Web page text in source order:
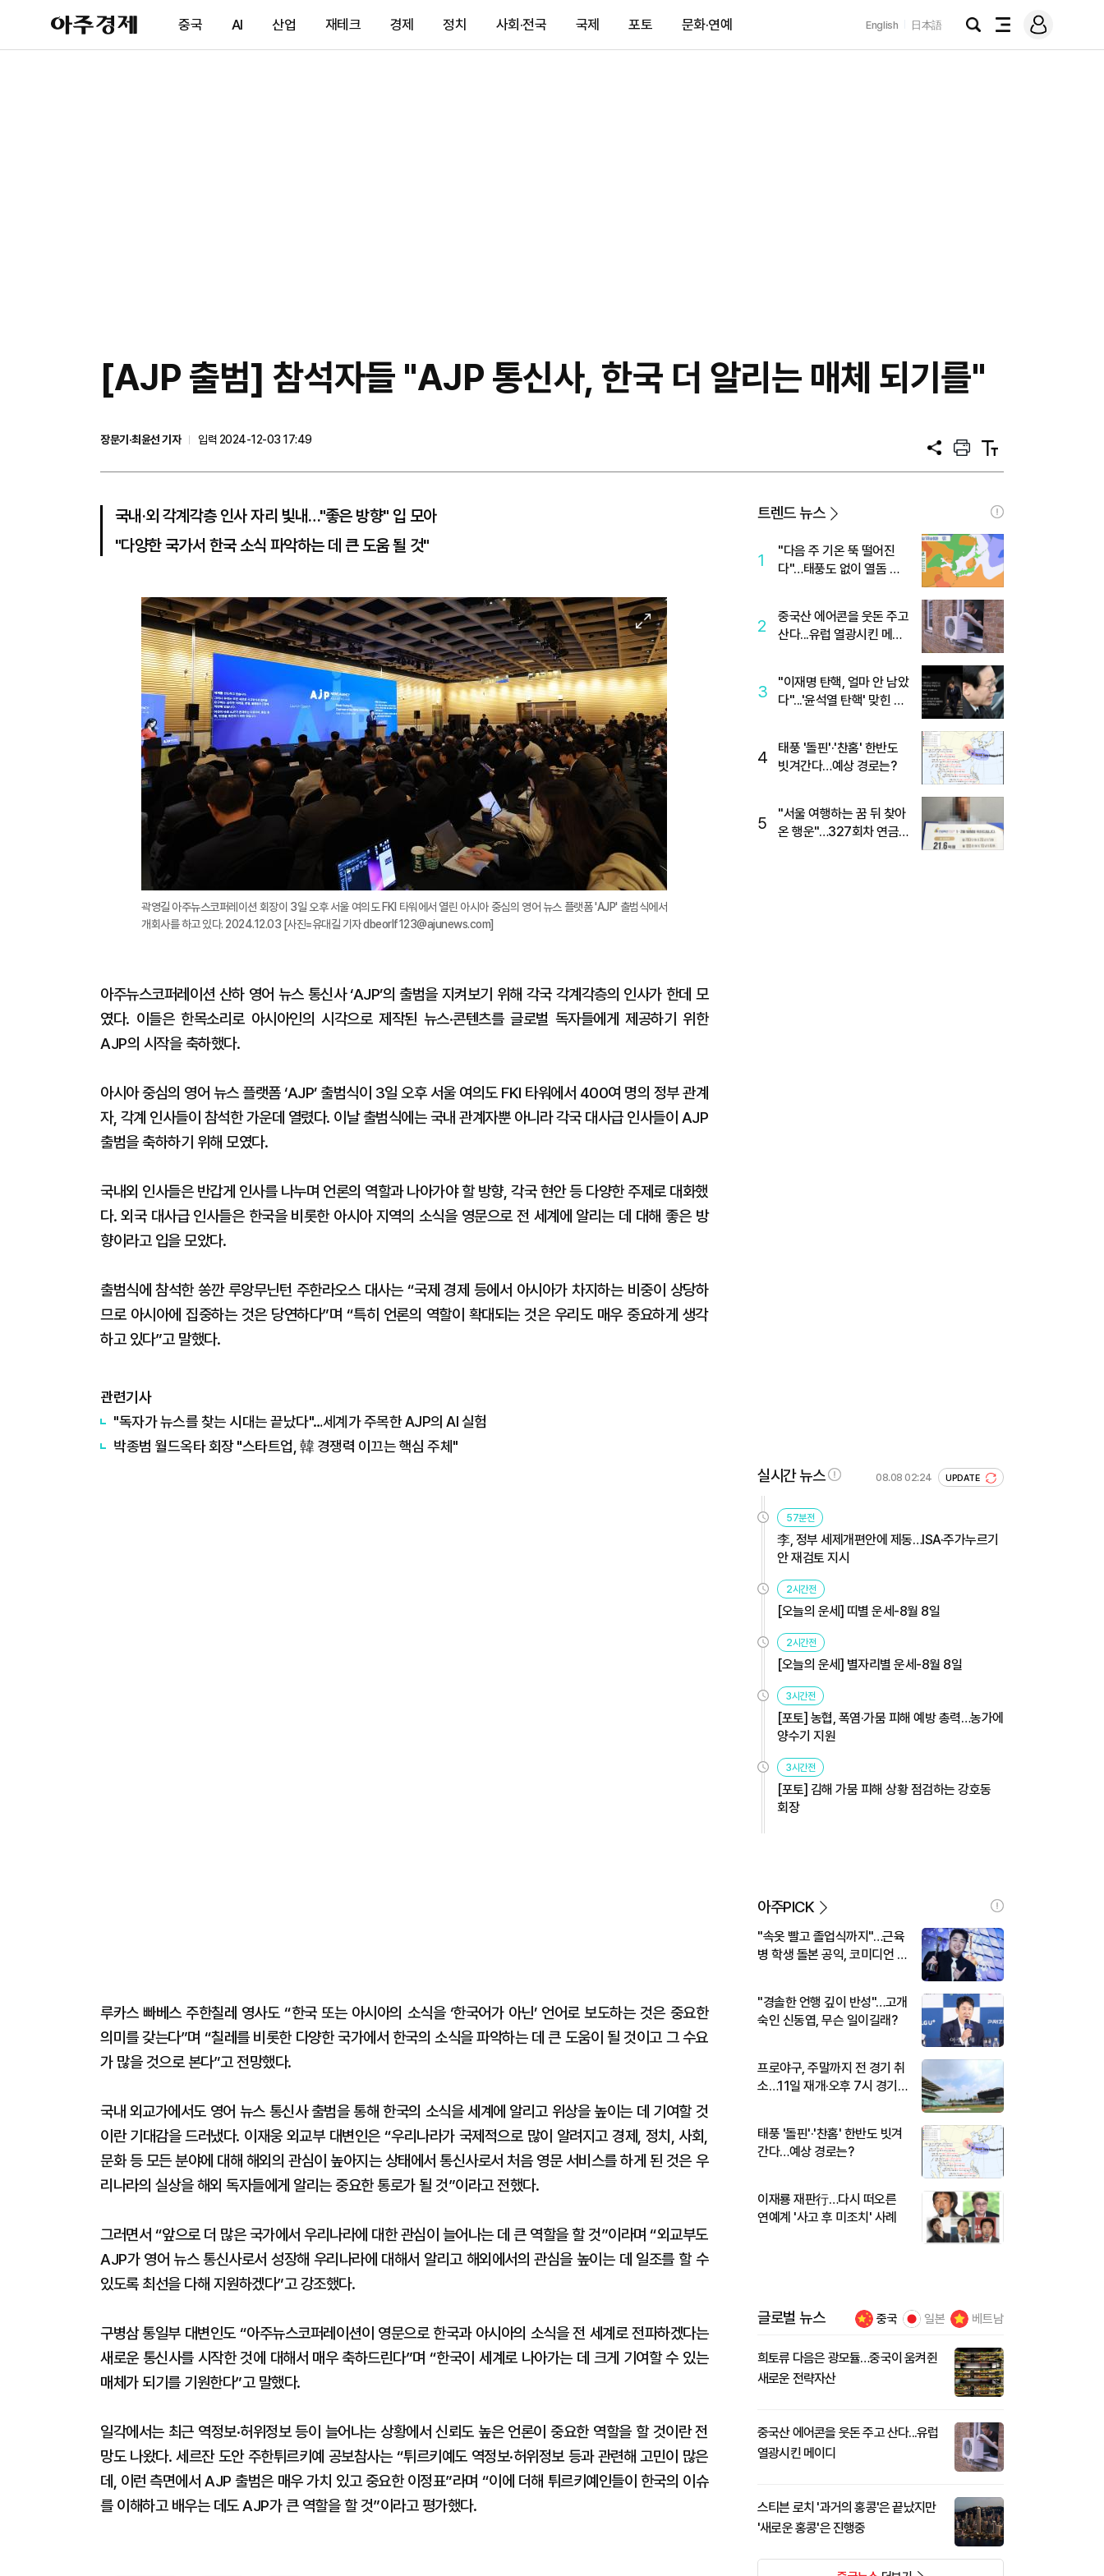
아
주
제
중국 AI 산업 재테크 경제 정치 사회·전국 국제 포토 문화·연예 English 日本語
검
전
메
그
[AJP 출범] 참석자들 "AJP 통신사, 한국 더 알리는 매체 되기를"
장문기·최윤선 기자
입력 2024-12-03 17:49
공
프
트
텍
트
국내·외 각계각층 인사 자리 빛내…"좋은 방향" 입 모아
"다양한 국가서 한국 소식 파악하는 데 큰 도움 될 것"
이
미
지
확
대
곽영길 아주뉴스코퍼레이션 회장이 3일 오후 서울 여의도 FKI 타워에서 열린 아시아 중심의 영어 뉴스 플랫폼 'AJP' 출범식에서
개회사를 하고 있다. 2024.12.03 [사진=유대길 기자 dbeorlf123@ajunews.com]
아주뉴스코퍼레이션 산하 영어 뉴스 통신사 ‘AJP’의 출범을 지켜보기 위해 각국 각계각층의 인사가 한데 모
였다. 이들은 한목소리로 아시아인의 시각으로 제작된 뉴스·콘텐츠를 글로벌 독자들에게 제공하기 위한
AJP의 시작을 축하했다.
아시아 중심의 영어 뉴스 플랫폼 ‘AJP’ 출범식이 3일 오후 서울 여의도 FKI 타워에서 400여 명의 정부 관계
자, 각계 인사들이 참석한 가운데 열렸다. 이날 출범식에는 국내 관계자뿐 아니라 각국 대사급 인사들이 AJP
출범을 축하하기 위해 모였다.
국내외 인사들은 반갑게 인사를 나누며 언론의 역할과 나아가야 할 방향, 각국 현안 등 다양한 주제로 대화했
다. 외국 대사급 인사들은 한국을 비롯한 아시아 지역의 소식을 영문으로 전 세계에 알리는 데 대해 좋은 방
향이라고 입을 모았다.
출범식에 참석한 쏭깐 루앙무닌턴 주한라오스 대사는 “국제 경제 등에서 아시아가 차지하는 비중이 상당하
므로 아시아에 집중하는 것은 당연하다”며 “특히 언론의 역할이 확대되는 것은 우리도 매우 중요하게 생각
하고 있다”고 말했다.
관련기사
"독자가 뉴스를 찾는 시대는 끝났다"…세계가 주목한 AJP의 AI 실험
박종범 월드옥타 회장 "스타트업, 韓 경쟁력 이끄는 핵심 주체"
루카스 빠베스 주한칠레 영사도 “한국 또는 아시아의 소식을 ‘한국어가 아닌’ 언어로 보도하는 것은 중요한
의미를 갖는다”며 “칠레를 비롯한 다양한 국가에서 한국의 소식을 파악하는 데 큰 도움이 될 것이고 그 수요
가 많을 것으로 본다”고 전망했다.
국내 외교가에서도 영어 뉴스 통신사 출범을 통해 한국의 소식을 세계에 알리고 위상을 높이는 데 기여할 것
이란 기대감을 드러냈다. 이재웅 외교부 대변인은 “우리나라가 국제적으로 많이 알려지고 경제, 정치, 사회,
문화 등 모든 분야에 대해 해외의 관심이 높아지는 상태에서 통신사로서 처음 영문 서비스를 하게 된 것은 우
리나라의 실상을 해외 독자들에게 알리는 중요한 통로가 될 것”이라고 전했다.
그러면서 “앞으로 더 많은 국가에서 우리나라에 대한 관심이 늘어나는 데 큰 역할을 할 것”이라며 “외교부도
AJP가 영어 뉴스 통신사로서 성장해 우리나라에 대해서 알리고 해외에서의 관심을 높이는 데 일조를 할 수
있도록 최선을 다해 지원하겠다”고 강조했다.
구병삼 통일부 대변인도 “아주뉴스코퍼레이션이 영문으로 한국과 아시아의 소식을 전 세계로 전파하겠다는
새로운 통신사를 시작한 것에 대해서 매우 축하드린다”며 “한국이 세계로 나아가는 데 크게 기여할 수 있는
매체가 되기를 기원한다”고 말했다.
일각에서는 최근 역정보·허위정보 등이 늘어나는 상황에서 신뢰도 높은 언론이 중요한 역할을 할 것이란 전
망도 나왔다. 세르잔 도안 주한튀르키예 공보참사는 “튀르키예도 역정보·허위정보 등과 관련해 고민이 많은
데, 이런 측면에서 AJP 출범은 매우 가치 있고 중요한 이정표”라며 “이에 더해 튀르키예인들이 한국의 이슈
를 이해하고 배우는 데도 AJP가 큰 역할을 할 것”이라고 평가했다.
트렌드 뉴스
1
"다음 주 기온 뚝 떨어진
다"…태풍도 없이 열돔 박
2
중국산 에어콘을 웃돈 주고
산다...유럽 열광시킨 메이
3
"이재명 탄핵, 얼마 안 남았
다"...'윤석열 탄핵' 맞힌 무
4
태풍 '돌핀'·'찬홈' 한반도
빗겨간다…예상 경로는?
5
"서울 여행하는 꿈 뒤 찾아
온 행운"…327회차 연금
실시간 뉴스 08.08 02:24 UPDATE
57분전
李, 정부 세제개편안에 제동…ISA·주가누르기
안 재검토 지시
2시간전
[오늘의 운세] 띠별 운세-8월 8일
2시간전
[오늘의 운세] 별자리별 운세-8월 8일
3시간전
[포토] 농협, 폭염·가뭄 피해 예방 총력…농가에
양수기 지원
3시간전
[포토] 김해 가뭄 피해 상황 점검하는 강호동
회장
아주PICK
"속옷 빨고 졸업식까지"…근육
병 학생 돌본 공익, 코미디언 김
"경솔한 언행 깊이 반성"…고개
숙인 신동엽, 무슨 일이길래?
프로야구, 주말까지 전 경기 취
소…11일 재개·오후 7시 경기
태풍 '돌핀'·'찬홈' 한반도 빗겨
간다…예상 경로는?
이재룡 재판行…다시 떠오른
연예계 '사고 후 미조치' 사례
글로벌 뉴스 중국 일본 베트남
희토류 다음은 광모듈…중국이 움켜쥔
새로운 전략자산
중국산 에어콘을 웃돈 주고 산다...유럽
열광시킨 메이디
스티븐 로치 '과거의 홍콩'은 끝났지만
'새로운 홍콩'은 진행중